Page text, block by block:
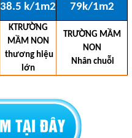
38.5 k/1m2
79k/1m2
KTRƯỜNG
MẦM NON
thương hiệu
lớn
TRƯỜNG MẦM
NON
Nhân chuỗi